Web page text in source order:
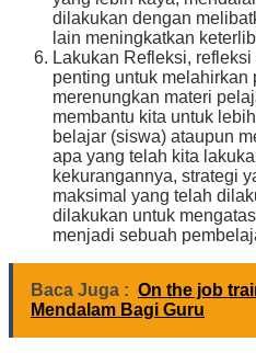
dilakukan dengan
lain meningkatkan
Lakukan Refleksi,
penting untuk melahirkan
merenungkan materi
membantu kita untuk
belajar (siswa) ataupun
apa yang telah kita
kekurangannya, strategi
maksimal yang telah
dilakukan untuk
menjadi sebuah
Baca Juga : On the job
Mendalam Bagi Guru